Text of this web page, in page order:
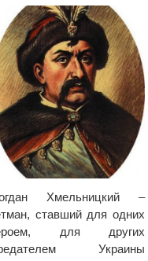
Хмельницкий –
ставший для одних
для других
Украины